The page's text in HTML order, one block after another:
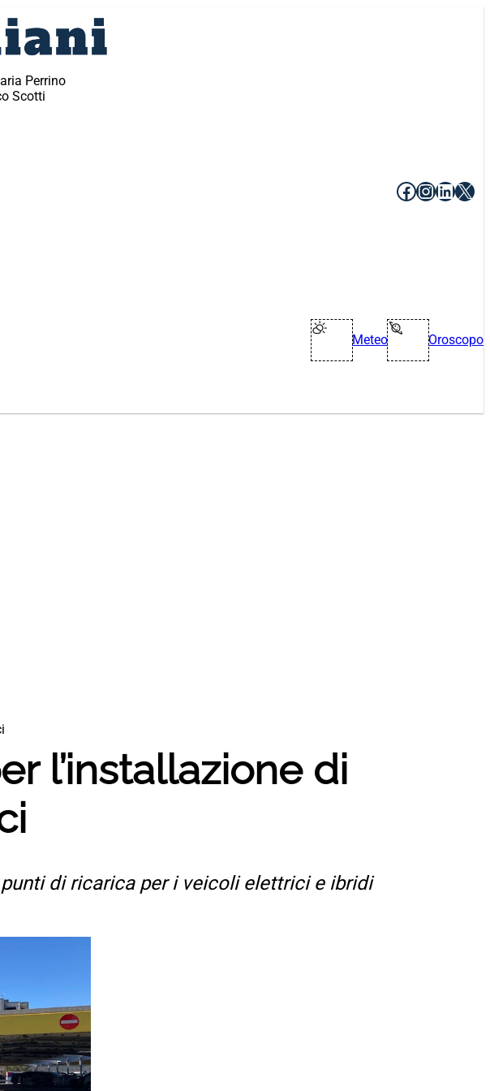
Perrino
Scotti
Facebook
X
Meteo Oroscopo
l’installazione di
di ricarica per i veicoli elettrici e ibridi